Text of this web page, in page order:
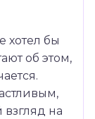
хотел бы
об этом,
взгляд на